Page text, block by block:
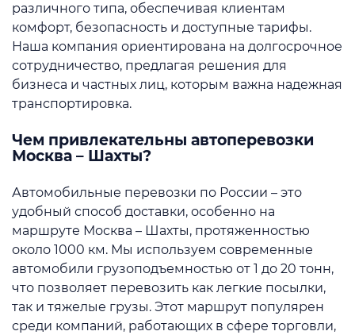
различного типа, обеспечивая клиентам
комфорт, безопасность и доступные тарифы.
Наша компания ориентирована на долгосрочное
сотрудничество, предлагая решения для
бизнеса и частных лиц, которым важна надежная
транспортировка.
Чем привлекательны автоперевозки
Москва – Шахты?
Автомобильные перевозки по России – это
удобный способ доставки, особенно на
маршруте Москва – Шахты, протяженностью
около 1000 км. Мы используем современные
автомобили грузоподъемностью от 1 до 20 тонн,
что позволяет перевозить как легкие посылки,
так и тяжелые грузы. Этот маршрут популярен
среди компаний, работающих в сфере торговли,